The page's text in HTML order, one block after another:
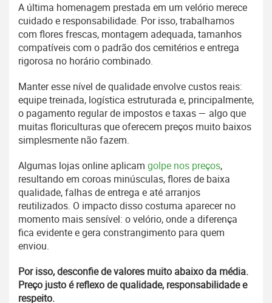
A última homenagem prestada em um velório merece
cuidado e responsabilidade. Por isso, trabalhamos
com flores frescas, montagem adequada, tamanhos
compatíveis com o padrão dos cemitérios e entrega
rigorosa no horário combinado.
Manter esse nível de qualidade envolve custos reais:
equipe treinada, logística estruturada e, principalmente,
o pagamento regular de impostos e taxas — algo que
muitas floriculturas que oferecem preços muito baixos
simplesmente não fazem.
Algumas lojas online aplicam golpe nos preços,
resultando em coroas minúsculas, flores de baixa
qualidade, falhas de entrega e até arranjos
reutilizados. O impacto disso costuma aparecer no
momento mais sensível: o velório, onde a diferença
fica evidente e gera constrangimento para quem
enviou.
Por isso, desconfie de valores muito abaixo da média.
Preço justo é reflexo de qualidade, responsabilidade e
respeito.